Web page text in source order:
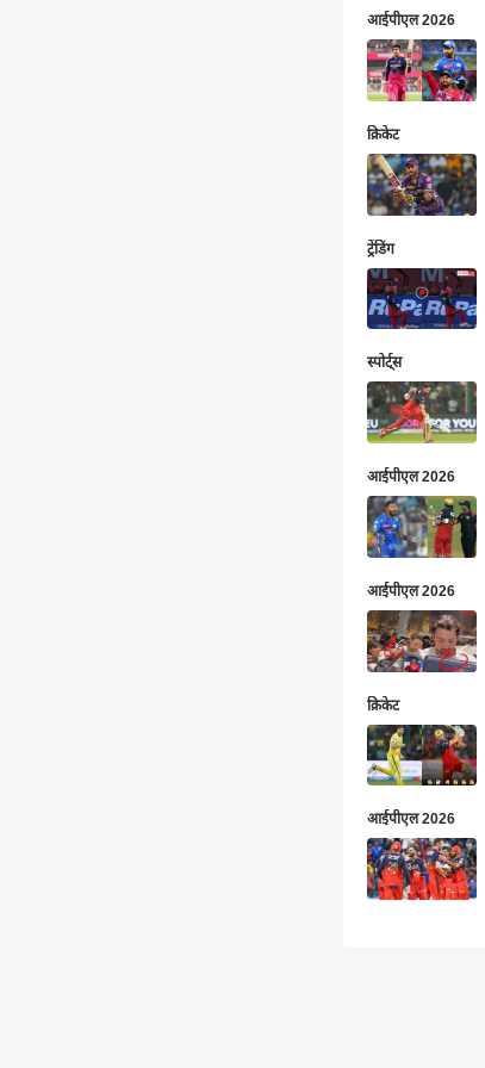
आईपीएल 2026
क्रिकेट
ट्रेंडिंग
स्पोर्ट्स
आईपीएल 2026
आईपीएल 2026
क्रिकेट
आईपीएल 2026